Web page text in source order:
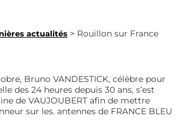
actualités > Rouillon sur France
Bruno VANDESTICK, célèbre pour
des 24 heures depuis 30 ans, s’est
de VAUJOUBERT afin de mettre
sur les. antennes de FRANCE BLEU